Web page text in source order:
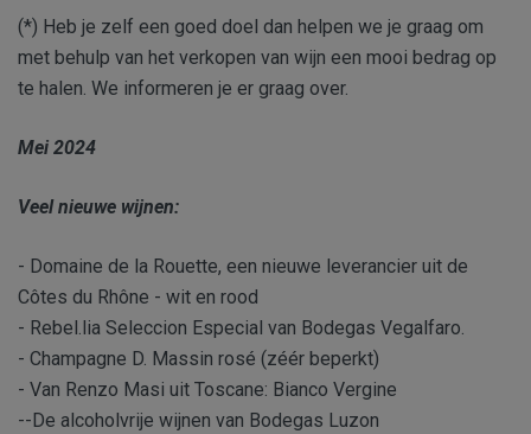
(*) Heb je zelf een goed doel dan helpen we je graag om
met behulp van het verkopen van wijn een mooi bedrag op
te halen. We informeren je er graag over.
Mei 2024
Veel nieuwe wijnen:
- Domaine de la Rouette, een nieuwe leverancier uit de
Côtes du Rhône - wit en rood
- Rebel.lia Seleccion Especial van Bodegas Vegalfaro.
- Champagne D. Massin rosé (zéér beperkt)
- Van Renzo Masi uit Toscane: Bianco Vergine
--De alcoholvrije wijnen van Bodegas Luzon